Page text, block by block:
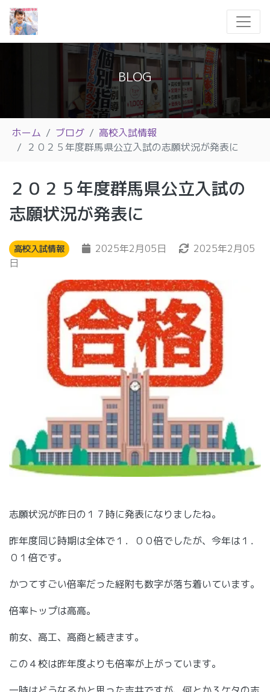
BLOG
ホーム ブログ
高校入試情報
２０２５年度群馬県公立入試の志願状況が発表に
２０２５年度群馬県公立入試の
志願状況が発表に
高校入試情報 2025年2月05日
2025年2月05
日
志願状況が昨日の１７時に発表になりましたね。
昨年度同じ時期は全体で１．００倍でしたが、今年は１．
０１倍です。
かつてすごい倍率だった経附も数字が落ち着いています。
倍率トップは高高。
前女、高工、高商と続きます。
この４校は昨年度よりも倍率が上がっています。